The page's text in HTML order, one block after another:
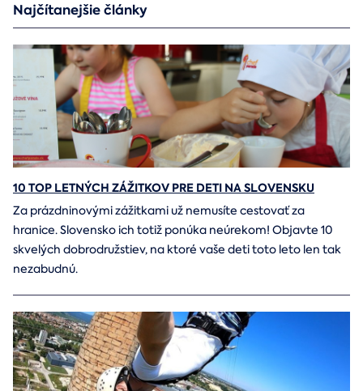
Najčítanejšie články
10 TOP LETNÝCH ZÁŽITKOV PRE DETI NA SLOVENSKU
Za prázdninovými zážitkami už nemusíte cestovať za
hranice. Slovensko ich totiž ponúka neúrekom! Objavte 10
skvelých dobrodružstiev, na ktoré vaše deti toto leto len tak
nezabudnú.